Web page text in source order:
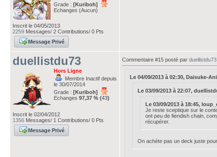
Grade : [Kuriboh]
Echanges (Aucun)
Inscrit le 04/05/2013
2259 Messages/ 2 Contributions/ 0 Pts
Message Privé
duellistdu73
Hors Ligne
Membre Inactif depuis
le 30/07/2014
Grade : [Kuriboh]
Echanges 97,37 % (43)
Inscrit le 02/04/2012
1356 Messages/ 1 Contributions/ 0 Pts
Message Privé
Commentaire #15 posté par duellistdu73
Le 04/09/2013 à 02:30, Daisuke-
Le 03/09/2013 à 22:07,
Le 03/09/2013 à 18:45,
Je reste sceptique sur le
ont peu de fiendish chain,
récupérer.
On achète pas un deck juste